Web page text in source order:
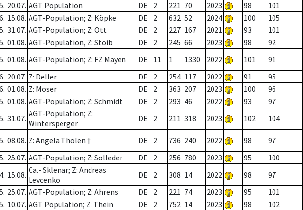
20.07. AGT Population DE 2 221 70 2023 98 101
15.08. AGT-Population; Z: Köpke DE 2 632 52 2024 100 105
31.07. AGT-Population; Z: Ott DE 2 227 167 2021 93 101
01.08. AGT-Population, Z: Stoib DE 2 245 66 2023 98 92
01.08. AGT-Population; Z: FZ Mayen DE 11 1 1330 2022 101 91
20.07. Z: Deller DE 2 254 117 2022 91 95
01.08. Z: Moser DE 2 363 207 2023 100 96
01.08. AGT-Population; Z: Schmidt DE 2 293 46 2022 93 97
31.07. AGT-Population; Z:
Wintersperger
DE 2 211 318 2023 102 104
08.08. Z: Angela Tholen † DE 2 736 240 2022 98 97
25.07. AGT-Population; Z: Solleder DE 2 256 780 2023 95 100
15.08. Ca.- Sklenar; Z: Andreas
Levcenko
DE 2 308 14 2022 98 97
25.07. AGT-Population; Z: Ahrens DE 2 221 74 2023 95 101
10.07. AGT Population; Z: Thein DE 2 752 14 2023 98 102